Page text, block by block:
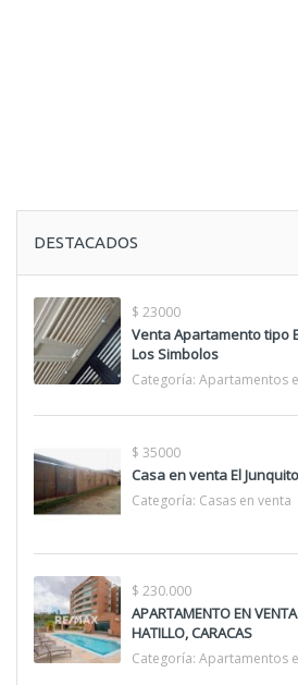
DESTACADOS
$ 23000
Venta Apartamento tipo
Los Simbolos
Categoría: Apartamentos
$ 35000
Casa en venta El
Categoría: Casas en venta
$ 230.000
APARTAMENTO EN
HATILLO, CARACAS
Categoría: Apartamentos